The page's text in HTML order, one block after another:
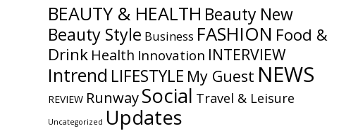
BEAUTY & HEALTH Beauty New
Beauty Style Business FASHION Food &
Drink Health Innovation INTERVIEW
Intrend LIFESTYLE My​ Guest NEWS
REVIEW RunwaySocial Travel & Leisure
Uncategorized Updates